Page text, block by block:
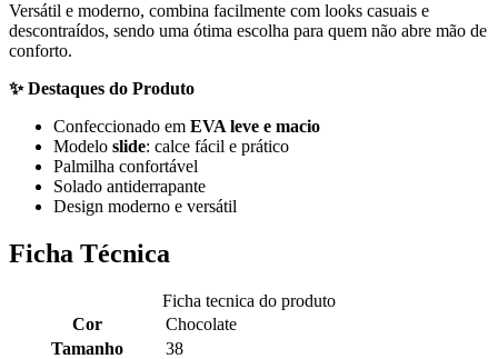
Versátil e moderno, combina facilmente com looks casuais e
descontraídos, sendo uma ótima escolha para quem não abre mão de
conforto.
✨ Destaques do Produto
Confeccionado em EVA leve e macio
Modelo slide: calce fácil e prático
Palmilha confortável
Solado antiderrapante
Design moderno e versátil
Ficha Técnica
Ficha tecnica do produto
Cor
Chocolate
Tamanho
38